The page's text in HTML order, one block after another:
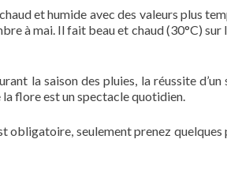
et humide avec des valeurs plus
à mai. Il fait beau et chaud (30°C)
la saison des pluies, la réussite
flore est un spectacle quotidien.
obligatoire, seulement prenez